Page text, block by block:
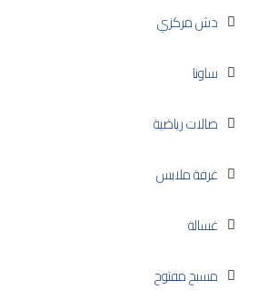
دش مركزي
ساونا
صالات رياضية
غرفة ملابس
غسالة
مسبح مفتوح